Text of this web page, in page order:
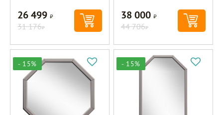
26 499Р
31 176Р
38 000Р
44 706Р
- 15% - 15%